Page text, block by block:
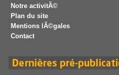
Notre activitÃ©
Plan du site
Mentions lÃ©gales
Contact